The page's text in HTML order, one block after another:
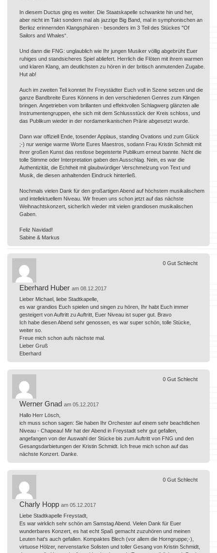
In diesem Ductus ging es weiter. Die Staatskapelle schwankte hin und her,
aber nicht im Takt sondern mal als jazzige Big Band, mal in symphonischen an
Berlioz erinnernden Klangsphären - besonders im 3 Teil des Stückes "Of
Sailors and Whales“.
Und dann die FNG: unglaublich wie Ihr jungen Musiker völlig abgebrüht Euer
ruhiges und standsicheres Spiel abliefert. Herrlich die Flöten mit ihrem warmen
und klaren Klang, am deutlichsten zu hören in der britisch anmutenden Zugabe.
Hut ab!
Auch im zweiten Teil konntet Ihr Freystädter Euch voll in Szene setzen und die
ganze Bandbreite Eures Könnens in den verschiedenen Genres zum Klingen
bringen. Angetrieben vom brillanten und effektvollen Schlagwerg glänzten alle
Instrumentengruppen, ehe sich mit dem Schlussstück der Kreis schloss, und
das Publikum wieder in der nordamerikanischen Prärie abgesetzt wurde.
Dann war offiziell Ende, tosender Applaus, standing Ovations und zum Glück
;-) nur wenige warme Worte Eures Maestros, sodann Frau Kristin Schmidt mit
ihrer großen Kunst das restlose begeisterte Publikum erneut bannte. Nicht die
tolle Stimme oder Interpretation gaben den Ausschlag. Nein, es war die
Authentizität, die Echtheit mit glaubwürdiger Verschmelzung von Text und
Musik, die diesen anhaltenden Eindruck hinterließ.
Nochmals vielen Dank für den großartigen Abend auf höchstem musikalischem
und intellektuellem Niveau. Wir freuen uns schon jetzt auf das nächste
Weihnachtskonzert, sicherlich wieder mit vielen grandiosen musikalischen
Gaben.
Feliz Navidad!
Sabine & Markus
Eberhard Huber am 08.12.2017
Lieber Michael, liebe Stadtkapelle,
es war grandios Euch spielen und singen zu hören, Ihr habt Euch immer
gesteigert von Auftritt zu Auftritt, Euer Niveau ist super gut. Bravo
Ich habe diesen Abend sehr genossen, es war super schön, tolle Stücke,
weiter so.
Freue mich schon aufs nächste mal.
Lieber Gruß
Eberhard
0 Gut Schlecht
Werner Gnad am 05.12.2017
Hallo Herr Lösch,
ich muss schon sagen: Sie haben Ihr Orchester auf einem sehr beachtlichen
Niveau - Chapeau! Mir hat der Abend in Freystadt sehr gut gefallen,
angefangen von der Auswahl der Stücke bis zum Auftritt von FNG und den
Gesangsdarbietungen der Kristin Schmidt. Ich freue mich schon auf das
nächste Konzert. Danke.
0 Gut Schlecht
Charly Hopp am 05.12.2017
Liebe Stadtkapelle Freystadt,
Es war wirklich sehr schön am Samstag Abend. Vielen Dank für Euer
wunderbares Konzert, es hat echt Spaß gemacht zuzuhören und meinen
Leuten hat's auch gefallen. Kompaktes Blech (vor allem die Horngruppe;-),
virtuose Hölzer, nervenstarke Solisten und toller Gesang von Kristin Schmidt,
0 Gut Schlecht